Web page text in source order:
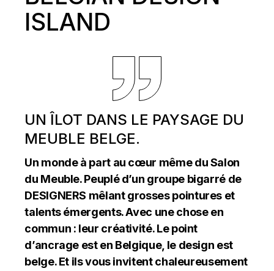
ISLAND
UN ÎLOT DANS LE PAYSAGE DU
MEUBLE BELGE.
Un monde à part au cœur même du Salon
du Meuble. Peuplé d’un groupe bigarré de
DESIGNERS mêlant grosses pointures et
talents émergents. Avec une chose en
commun : leur créativité. Le point
d’ancrage est en Belgique, le design est
belge. Et ils vous invitent chaleureusement